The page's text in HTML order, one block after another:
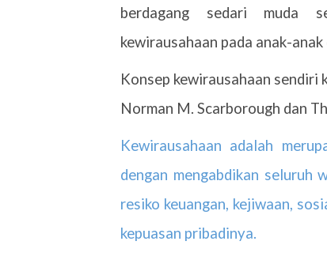
berdagang sedari muda
kewirausahaan pada anak-
Konsep kewirausahaan sendiri
Norman M. Scarborough dan
Kewirausahaan adalah
dengan mengabdikan seluruh
resiko keuangan, kejiwaan,
kepuasan pribadinya.